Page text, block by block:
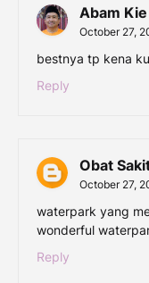
Abam Kie
October 27,
bestnya tp kena
Reply
Obat
October 27,
waterpark yang
wonderful
Reply